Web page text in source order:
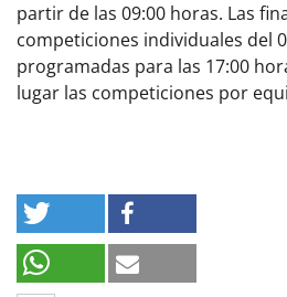
partir de las 09:00 horas. Las
competiciones individuales del
programadas para las 17:00
lugar las competiciones por